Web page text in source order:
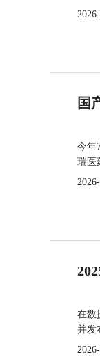
国
今年
瑞医
在数
并发